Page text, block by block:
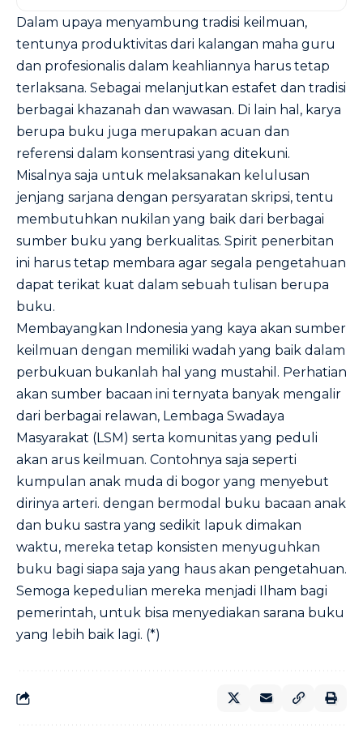
Dalam upaya menyambung tradisi keilmuan,
tentunya produktivitas dari kalangan maha guru
dan profesionalis dalam keahliannya harus tetap
terlaksana. Sebagai melanjutkan estafet dan tradisi
berbagai khazanah dan wawasan. Di lain hal, karya
berupa buku juga merupakan acuan dan
referensi dalam konsentrasi yang ditekuni.
Misalnya saja untuk melaksanakan kelulusan
jenjang sarjana dengan persyaratan skripsi, tentu
membutuhkan nukilan yang baik dari berbagai
sumber buku yang berkualitas. Spirit penerbitan
ini harus tetap membara agar segala pengetahuan
dapat terikat kuat dalam sebuah tulisan berupa
buku.
Membayangkan Indonesia yang kaya akan sumber
keilmuan dengan memiliki wadah yang baik dalam
perbukuan bukanlah hal yang mustahil. Perhatian
akan sumber bacaan ini ternyata banyak mengalir
dari berbagai relawan, Lembaga Swadaya
Masyarakat (LSM) serta komunitas yang peduli
akan arus keilmuan. Contohnya saja seperti
kumpulan anak muda di bogor yang menyebut
dirinya arteri. dengan bermodal buku bacaan anak
dan buku sastra yang sedikit lapuk dimakan
waktu, mereka tetap konsisten menyuguhkan
buku bagi siapa saja yang haus akan pengetahuan.
Semoga kepedulian mereka menjadi Ilham bagi
pemerintah, untuk bisa menyediakan sarana buku
yang lebih baik lagi. (*)